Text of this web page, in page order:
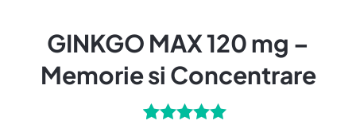
GINKGO MAX 120 mg –
Memorie si Concentrare